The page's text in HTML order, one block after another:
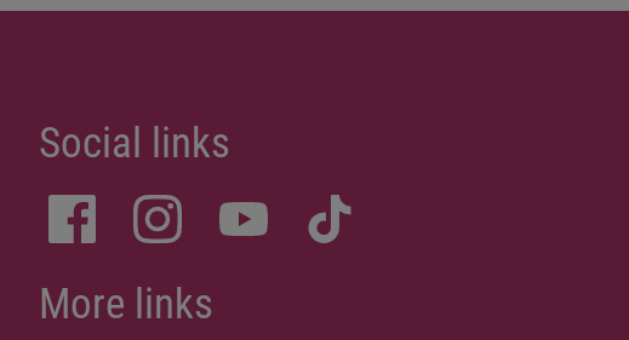
Social links
More links